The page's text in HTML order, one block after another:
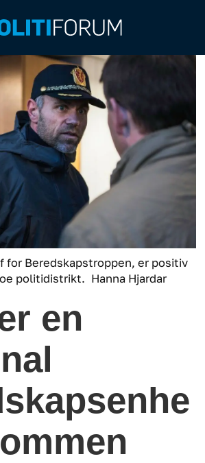
for Beredskapstroppen, er positiv
politidistrikt. Hanna Hjardar
en